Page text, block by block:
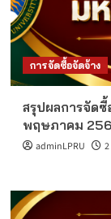
การจัดซื้อจัดจ้าง
สรุปผลการจัดซื้
พฤษภาคม
adminLPRU